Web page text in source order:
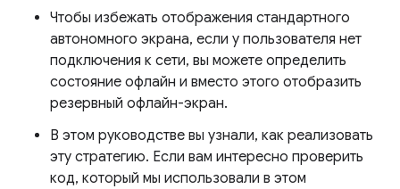
Чтобы избежать отображения стандартного
автономного экрана, если у пользователя нет
подключения к сети, вы можете определить
состояние офлайн и вместо этого отобразить
резервный офлайн-экран.
В этом руководстве вы узнали, как реализовать
эту стратегию. Если вам интересно проверить
код, который мы использовали в этом